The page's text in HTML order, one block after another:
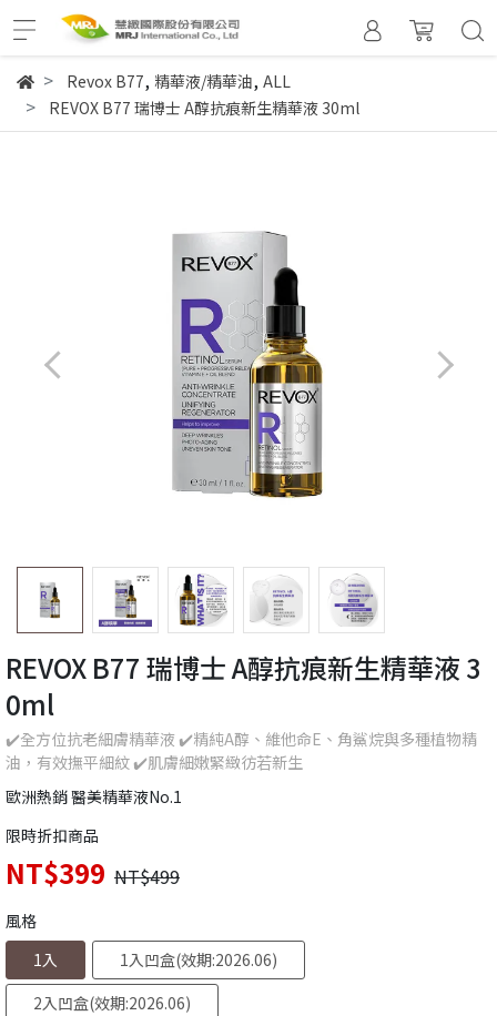
Revox B77, 精華液/精華油, ALL
REVOX B77 瑞博士 A醇抗痕新生精華液 30ml
REVOX B77 瑞博士 A醇抗痕新生精華液 3
0ml
✔️全方位抗老細膚精華液 ✔️精純A醇、維他命E、角鯊烷與多種植物精
油，有效撫平細紋 ✔️肌膚細嫩緊緻彷若新生
歐洲熱銷 醫美精華液No.1
限時折扣商品
NT$399 NT$499
風格
1入
1入凹盒(效期:2026.06)
2入凹盒(效期:2026.06)